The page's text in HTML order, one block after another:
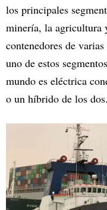
los principales
minería, la agricultura
contenedores de
uno de estos
mundo es eléctrica
o un híbrido de los dos.